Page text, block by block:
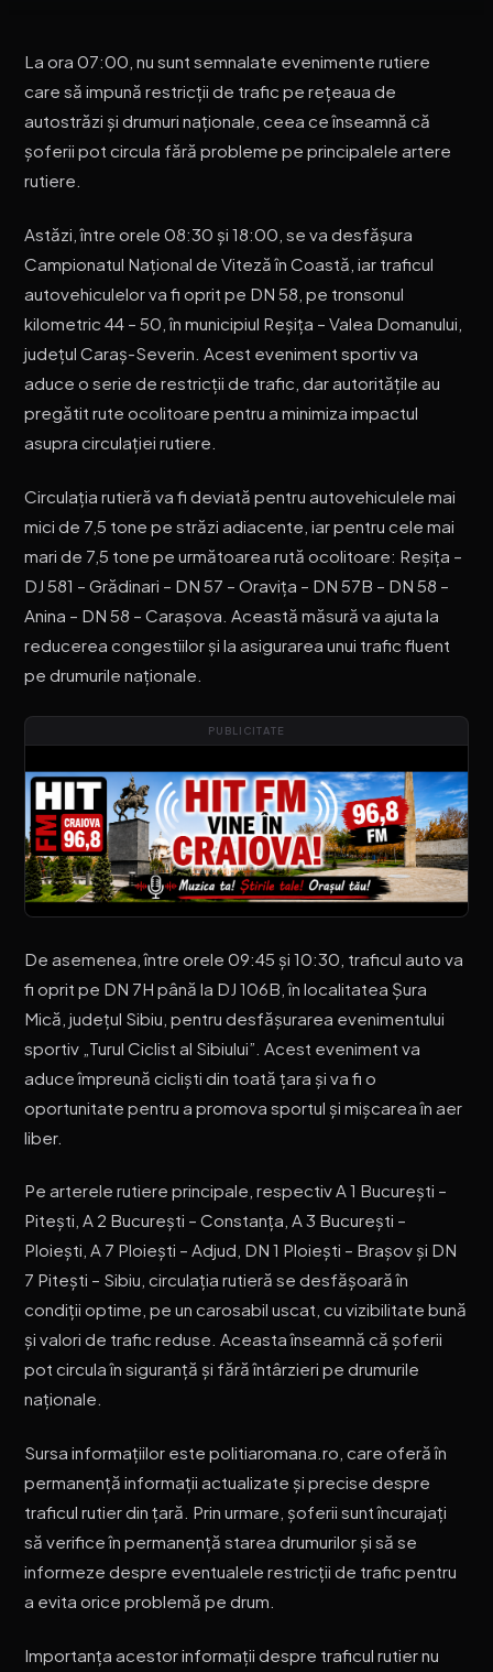
La ora 07:00, nu sunt semnalate evenimente rutiere
care să impună restricții de trafic pe rețeaua de
autostrăzi și drumuri naționale, ceea ce înseamnă că
șoferii pot circula fără probleme pe principalele artere
rutiere.
Astăzi, între orele 08:30 și 18:00, se va desfășura
Campionatul Național de Viteză în Coastă, iar traficul
autovehiculelor va fi oprit pe DN 58, pe tronsonul
kilometric 44 – 50, în municipiul Reșița – Valea Domanului,
județul Caraș-Severin. Acest eveniment sportiv va
aduce o serie de restricții de trafic, dar autoritățile au
pregătit rute ocolitoare pentru a minimiza impactul
asupra circulației rutiere.
Circulația rutieră va fi deviată pentru autovehiculele mai
mici de 7,5 tone pe străzi adiacente, iar pentru cele mai
mari de 7,5 tone pe următoarea rută ocolitoare: Reșița –
DJ 581 – Grădinari – DN 57 – Oravița – DN 57B – DN 58 –
Anina – DN 58 – Carașova. Această măsură va ajuta la
reducerea congestiilor și la asigurarea unui trafic fluent
pe drumurile naționale.
PUBLICITATE
De asemenea, între orele 09:45 și 10:30, traficul auto va
fi oprit pe DN 7H până la DJ 106B, în localitatea Șura
Mică, județul Sibiu, pentru desfășurarea evenimentului
sportiv „Turul Ciclist al Sibiului”. Acest eveniment va
aduce împreună cicliști din toată țara și va fi o
oportunitate pentru a promova sportul și mișcarea în aer
liber.
Pe arterele rutiere principale, respectiv A 1 București –
Pitești, A 2 București – Constanța, A 3 București –
Ploiești, A 7 Ploiești – Adjud, DN 1 Ploiești – Brașov și DN
7 Pitești – Sibiu, circulația rutieră se desfășoară în
condiții optime, pe un carosabil uscat, cu vizibilitate bună
și valori de trafic reduse. Aceasta înseamnă că șoferii
pot circula în siguranță și fără întârzieri pe drumurile
naționale.
Sursa informațiilor este politiaromana.ro, care oferă în
permanență informații actualizate și precise despre
traficul rutier din țară. Prin urmare, șoferii sunt încurajați
să verifice în permanență starea drumurilor și să se
informeze despre eventualele restricții de trafic pentru
a evita orice problemă pe drum.
Importanța acestor informații despre traficul rutier nu